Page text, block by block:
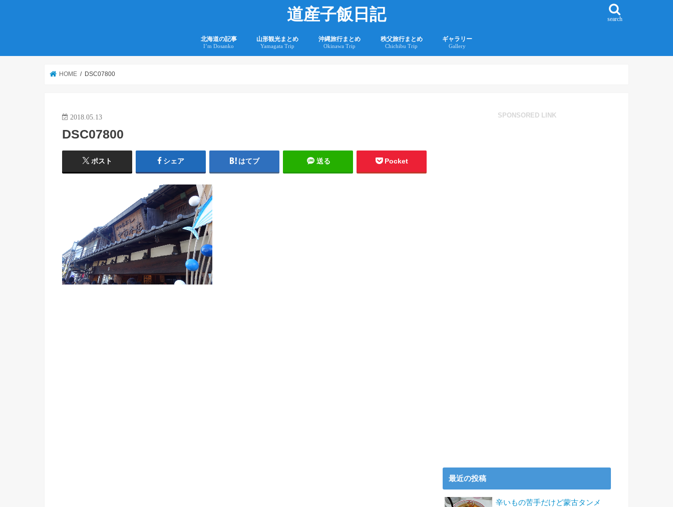
道産子飯日記 search
北海道の記事
I’m Dosanko
山形観光まとめ
Yamagata Trip
沖縄旅行まとめ
Okinawa Trip
秩父旅行まとめ
Chichibu Trip
ギャラリー
Gallery
HOME DSC07800
2018.05.13
DSC07800
ポスト シェア はてブ 送る Pocket
SPONSORED LINK
最近の投稿
辛いもの苦手だけど蒙古タンメ